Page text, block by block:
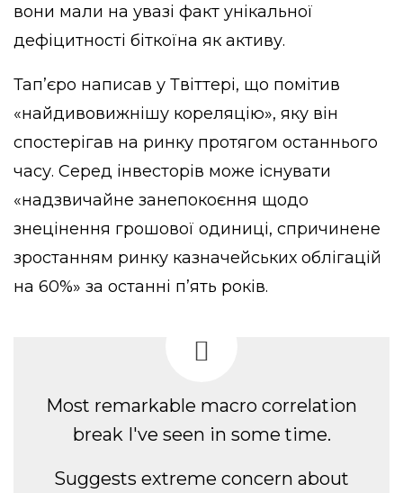
вони мали на увазі факт унікальної
дефіцитності біткоїна як активу.
Тап’єро написав у Твіттері, що помітив
«найдивовижнішу кореляцію», яку він
спостерігав на ринку протягом останнього
часу. Серед інвесторів може існувати
«надзвичайне занепокоєння щодо
знецінення грошової одиниці, спричинене
зростанням ринку казначейських облігацій
на 60%» за останні п’ять років.
Most remarkable macro correlation
break I've seen in some time.
Suggests extreme concern about